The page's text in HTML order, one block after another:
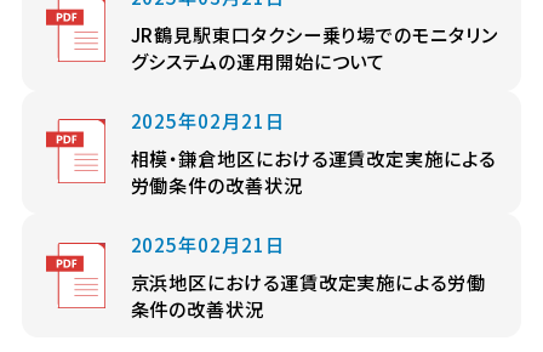
JR鶴見駅東口タクシー乗り場でのモニタリン
グシステムの運用開始について
2025年02月21日
相模・鎌倉地区における運賃改定実施による
労働条件の改善状況
2025年02月21日
京浜地区における運賃改定実施による労働
条件の改善状況